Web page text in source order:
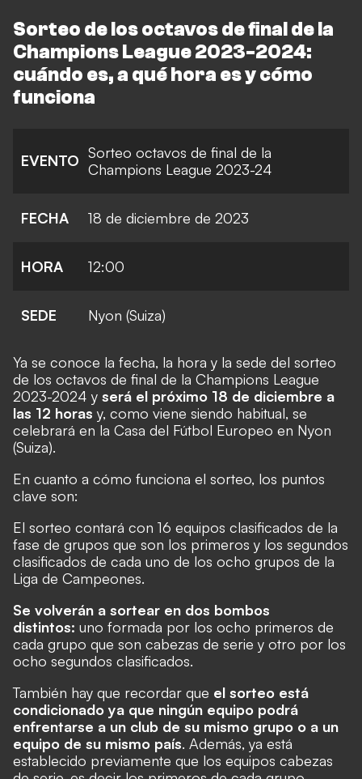
Sorteo de los octavos de final de la
Champions League 2023-2024:
cuándo es, a qué hora es y cómo
funciona
EVENTO Sorteo octavos de final de la
Champions League 2023-24
FECHA 18 de diciembre de 2023
HORA 12:00
SEDE Nyon (Suiza)
Ya se conoce la fecha, la hora y la sede del sorteo
de los octavos de final de la Champions League
2023-2024 y será el próximo 18 de diciembre a
las 12 horas y, como viene siendo habitual, se
celebrará en la Casa del Fútbol Europeo en Nyon
(Suiza).
En cuanto a cómo funciona el sorteo, los puntos
clave son:
El sorteo contará con 16 equipos clasificados de la
fase de grupos que son los primeros y los segundos
clasificados de cada uno de los ocho grupos de la
Liga de Campeones.
Se volverán a sortear en dos bombos
distintos: uno formada por los ocho primeros de
cada grupo que son cabezas de serie y otro por los
ocho segundos clasificados.
También hay que recordar que el sorteo está
condicionado ya que ningún equipo podrá
enfrentarse a un club de su mismo grupo o a un
equipo de su mismo país. Además, ya está
establecido previamente que los equipos cabezas